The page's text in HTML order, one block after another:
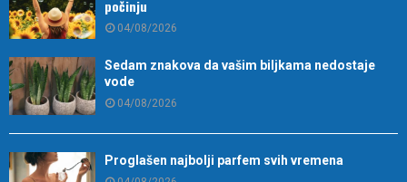
počinju
04/08/2026
Sedam znakova da vašim biljkama nedostaje
vode
04/08/2026
Proglašen najbolji parfem svih vremena